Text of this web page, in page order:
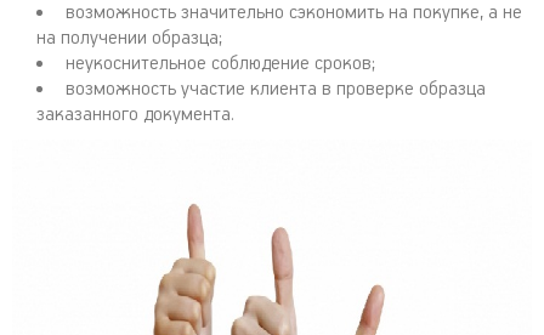
возможность значительно сэкономить на покупке, а не
на получении образца;
неукоснительное соблюдение сроков;
возможность участие клиента в проверке образца
заказанного документа.